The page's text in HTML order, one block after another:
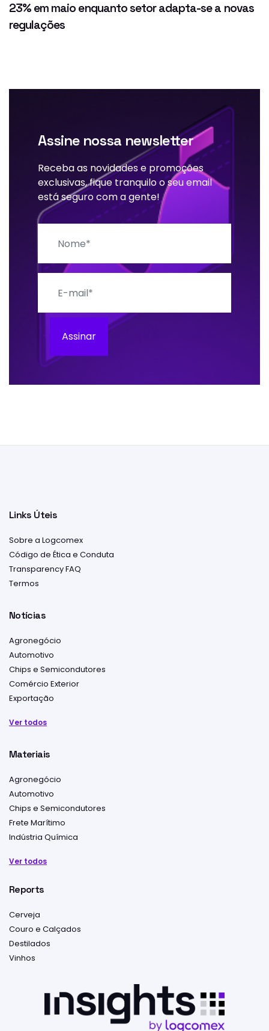
23% em maio enquanto setor adapta-se a novas
regulações
Assine nossa newsletter
Receba as novidades e promoções
exclusivas, fique tranquilo o seu email
está seguro com a gente!
Assinar
Links Úteis
Sobre a Logcomex
Código de Ética e Conduta
Transparency FAQ
Termos
Notícias
Agronegócio
Automotivo
Chips e Semicondutores
Comércio Exterior
Exportação
Ver todos
Materiais
Agronegócio
Automotivo
Chips e Semicondutores
Frete Marítimo
Indústria Química
Ver todos
Reports
Cerveja
Couro e Calçados
Destilados
Vinhos